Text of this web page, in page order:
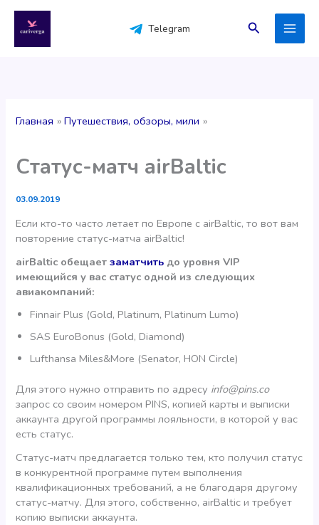
содержимому
Telegram Поиск
Главная Путешествия, обзоры, мили
Статус-матч airBaltic
03.09.2019
Если кто-то часто летает по Европе с airBaltic, то вот вам
повторение статус-матча airBaltic!
airBaltic обещаетзаматчить до уровня VIP
имеющийся у вас статус одной из следующих
авиакомпаний:
Finnair Plus (Gold, Platinum, Platinum Lumo)
SAS EuroBonus (Gold, Diamond)
Lufthansa Miles&More (Senator, HON Circle)
Для этого нужно отправить по адресу info@pins.co
запрос со своим номером PINS, копией карты и выписки
аккаунта другой программы лояльности, в которой у вас
есть статус.
Статус-матч предлагается только тем, кто получил статус
в конкурентной программе путем выполнения
квалификационных требований, а не благодаря другому
статус-матчу. Для этого, собственно, airBaltic и требует
копию выписки аккаунта.